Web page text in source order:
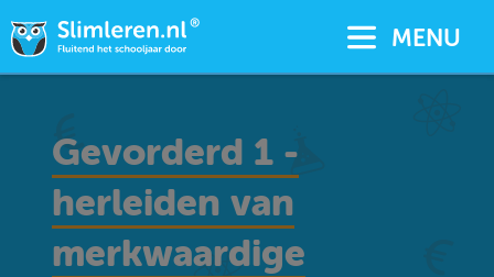
MENU
Gevorderd 1 -
herleiden van
merkwaardige